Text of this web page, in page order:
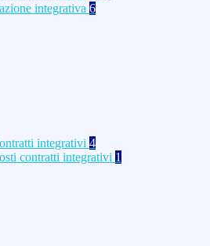
integrativa 6
integrativi 4
contratti integrativi 1